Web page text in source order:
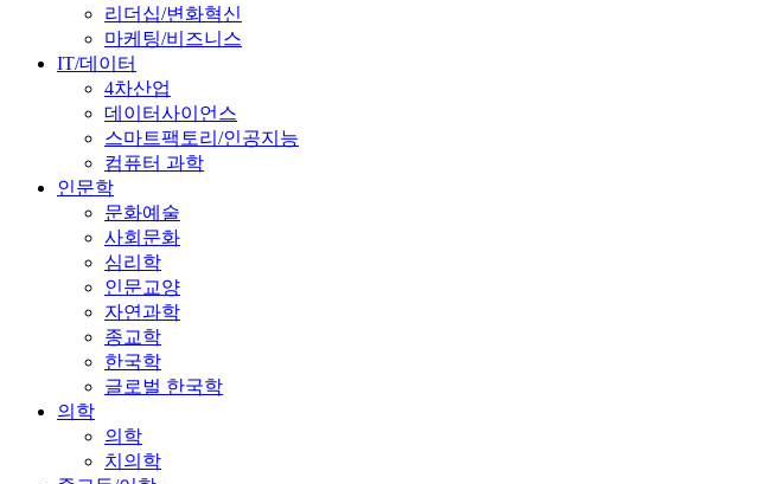
리더십/변화혁신
마케팅/비즈니스
IT/데이터
4차산업
데이터사이언스
스마트팩토리/인공지능
컴퓨터 과학
인문학
문화예술
사회문화
심리학
인문교양
자연과학
종교학
한국학
글로벌 한국학
의학
의학
치의학